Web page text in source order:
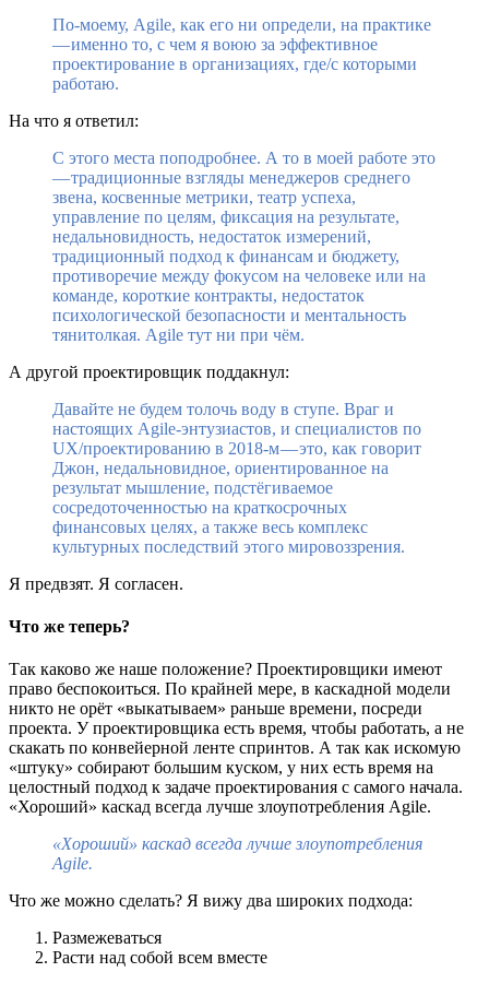
По-моему, Agile, как его ни определи, на практике
— именно то, с чем я воюю за эффективное
проектирование в организациях, где/с которыми
работаю.
На что я ответил:
С этого места поподробнее. А то в моей работе это
— традиционные взгляды менеджеров среднего
звена, косвенные метрики, театр успеха,
управление по целям, фиксация на результате,
недальновидность, недостаток измерений,
традиционный подход к финансам и бюджету,
противоречие между фокусом на человеке или на
команде, короткие контракты, недостаток
психологической безопасности и ментальность
тянитолкая. Agile тут ни при чём.
А другой проектировщик поддакнул:
Давайте не будем толочь воду в ступе. Враг и
настоящих Agile-энтузиастов, и специалистов по
UX/проектированию в 2018-м — это, как говорит
Джон, недальновидное, ориентированное на
результат мышление, подстёгиваемое
сосредоточенностью на краткосрочных
финансовых целях, а также весь комплекс
культурных последствий этого мировоззрения.
Я предвзят. Я согласен.
Что же теперь?
Так каково же наше положение? Проектировщики имеют
право беспокоиться. По крайней мере, в каскадной модели
никто не орёт «выкатываем» раньше времени, посреди
проекта. У проектировщика есть время, чтобы работать, а не
скакать по конвейерной ленте спринтов. А так как искомую
«штуку» собирают большим куском, у них есть время на
целостный подход к задаче проектирования с самого начала.
«Хороший» каскад всегда лучше злоупотребления Agile.
«Хороший» каскад всегда лучше злоупотребления
Agile.
Что же можно сделать? Я вижу два широких подхода:
Размежеваться
Расти над собой всем вместе